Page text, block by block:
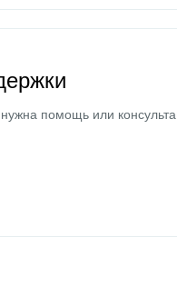
помощь или